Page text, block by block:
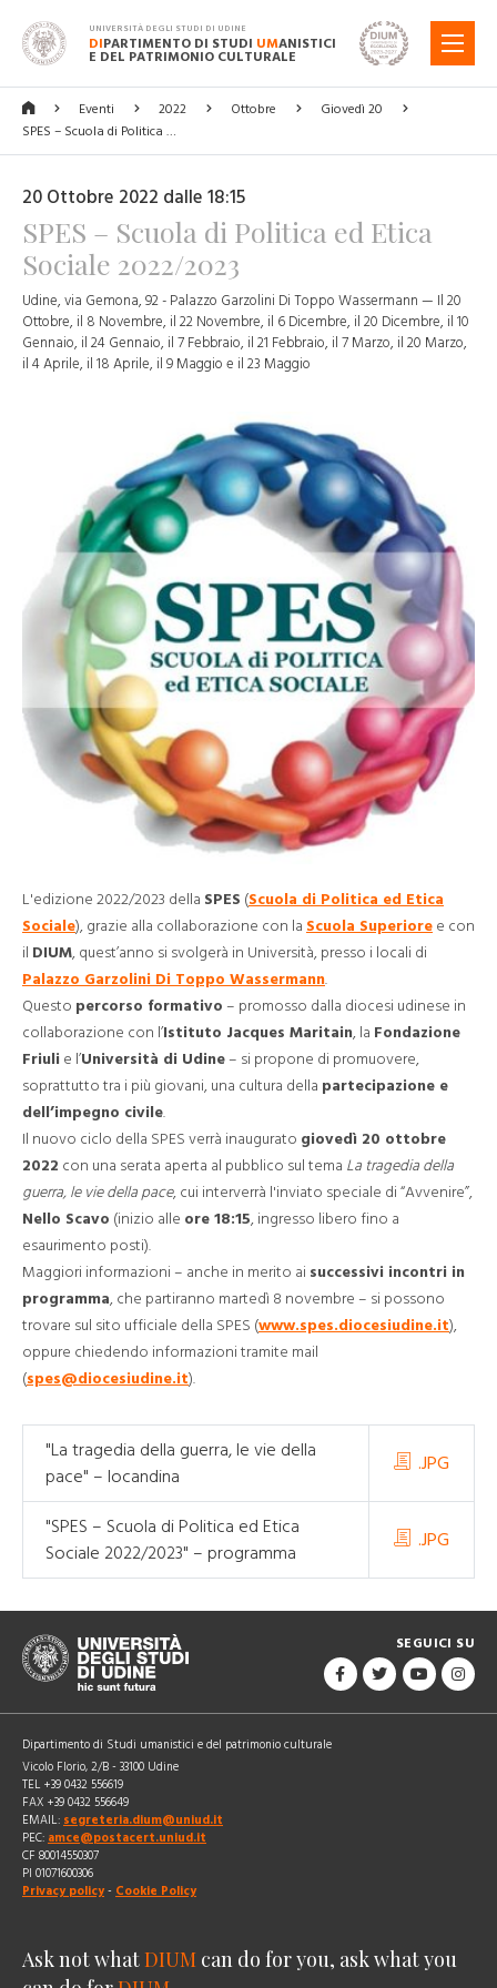
UNIVERSITÀ DEGLI STUDI DI UDINE
DIPARTIMENTO DI STUDI UMANISTICI
E DEL PATRIMONIO CULTURALE
MENU
Eventi 2022 Ottobre
Giovedì 20
SPES – Scuola di Politica …
20 Ottobre 2022 dalle 18:15
SPES – Scuola di Politica ed Etica
Sociale 2022/2023
Udine, via Gemona, 92 - Palazzo Garzolini Di Toppo Wassermann — Il 20
Ottobre, il 8 Novembre, il 22 Novembre, il 6 Dicembre, il 20 Dicembre, il 10
Gennaio, il 24 Gennaio, il 7 Febbraio, il 21 Febbraio, il 7 Marzo, il 20 Marzo,
il 4 Aprile, il 18 Aprile, il 9 Maggio e il 23 Maggio
L'edizione 2022/2023 della SPES (Scuola di Politica ed Etica
Sociale), grazie alla collaborazione con la Scuola Superiore e con
il DIUM, quest’anno si svolgerà in Università, presso i locali di
Palazzo Garzolini Di Toppo Wassermann.
Questo percorso formativo – promosso dalla diocesi udinese in
collaborazione con l’Istituto Jacques Maritain, la Fondazione
Friuli e l’Università di Udine – si propone di promuovere,
soprattutto tra i più giovani, una cultura della partecipazione e
dell’impegno civile.
Il nuovo ciclo della SPES verrà inaugurato giovedì 20 ottobre
2022 con una serata aperta al pubblico sul tema La tragedia della
guerra, le vie della pace, cui interverrà l'inviato speciale di “Avvenire”,
Nello Scavo (inizio alle ore 18:15, ingresso libero fino a
esaurimento posti).
Maggiori informazioni – anche in merito ai successivi incontri in
programma, che partiranno martedì 8 novembre – si possono
trovare sul sito ufficiale della SPES (www.spes.diocesiudine.it),
oppure chiedendo informazioni tramite mail
(spes@diocesiudine.it).
"La tragedia della guerra, le vie della
pace" – locandina
.JPG
"SPES – Scuola di Politica ed Etica
Sociale 2022/2023" – programma
.JPG
SEGUICI SU
Dipartimento di Studi umanistici e del patrimonio culturale
Vicolo Florio, 2/B - 33100 Udine
TEL +39 0432 556619
FAX +39 0432 556649
EMAIL: segreteria.dium@uniud.it
PEC: amce@postacert.uniud.it
CF 80014550307
PI 01071600306
Privacy policy - Cookie Policy
Ask not whatDIUM can do for you, ask what you